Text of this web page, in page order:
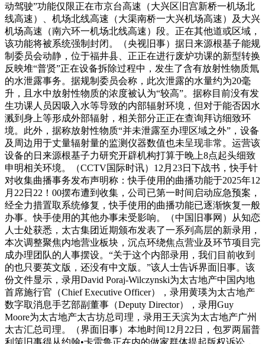
动驾驶”功能仅限正在市京台高速（大兴区旧宫新桥一机场北
线高速）、机场北线高速（大渠南桥一大兴机场高速）及大兴
机场高速（南六环一机场北线高速）段。正在其他道或区域，
该功能将被系统强制封闭。（央视旧事）据日来源根基子能规
制委员会动静，位于福井县、正正在进行废炉功课的新型转换
反映堆“普贤”正在设备拆除过程中，发生了含有放射性物质氚
的水泄露事务。据规制委员会称，此次泄露的水量约为20毫
升，且水中放射性物质的浓度被认为“较高”。据称目前没有发
生功课人员因吸入水等导致的内部辐射环境，但对于能否因水
溅到身上等形成外部辐射，相关部分正正在查询拜访细致环
境。此外，据称放射性物质“并未泄露至办理区域之外”，设备
及周边用于丈量辐射量的监测仪器数值也未呈现非常。运营该
设备的日来源根基子力研究开辟机构打算于晚上8点起头细致
申明相关环境。（CCTV国际时讯）12月23日下战书，快手针
对收集曲播事务发布声明称：快手使用的曲播功能于2025年12
月22日22！00摆布遭到收集，公司已第一时间启动应急预案，
经全力措置取系统修复，快手使用的曲播功能已逐渐恢复一般
办事。快手使用的其他办事未受影响。（中国旧事网）从知恋
人士处获悉，太古集团近期颁布发表了一系列高层的新录用，
本次调整聚焦内地营业板块，沉点环绕焦点营业及环节项目完
成办理团队的人事摆设。“关于这个内部录用，我们目前收到
的也只要英文版，还没有中文版。”该人士告诉界面旧事。该
份文件显示，录用David Poraj-Wilczynski为太古地产中国内地
首席施行官（Chief Executive Officer），录用黄瑛为太古地产
数字取消息手艺部副董事（Deputy Director），录用Guy
Moore为太古地产太古坊总司理，录用王天滨为太古地产广州
太古汇总司理。（界面旧事）本地时间12月22日，包罗两届普
利策旧事得从约翰•卡雷鲁正在内的做家群体提起版权诉讼，